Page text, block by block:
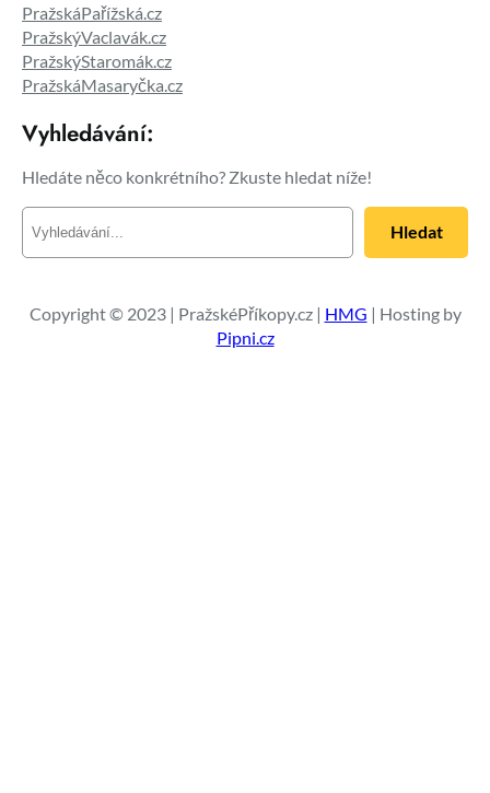
PražskáPařížská.cz
PražskýVaclavák.cz
PražskýStaromák.cz
PražskáMasaryčka.cz
Vyhledávání:
Hledáte něco konkrétního? Zkuste hledat níže!
e
a
t
Hledat
Copyright © 2023 | PražskéPříkopy.cz | HMG | Hosting by
Pipni.cz